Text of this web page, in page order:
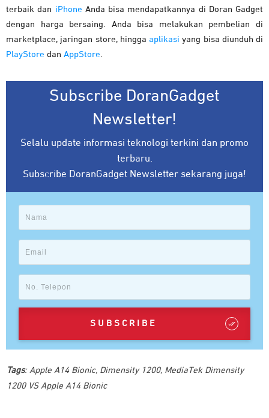
terbaik dan iPhone Anda bisa mendapatkannya di Doran Gadget
dengan harga bersaing. Anda bisa melakukan pembelian di
marketplace, jaringan store, hingga aplikasi yang bisa diunduh di
PlayStore dan AppStore.
Subscribe DoranGadget
Newsletter!
Selalu update informasi teknologi terkini dan promo
terbaru.
Subscribe DoranGadget Newsletter sekarang juga!
SUBSCRIBE
Tags: Apple A14 Bionic, Dimensity 1200, MediaTek Dimensity
1200 VS Apple A14 Bionic